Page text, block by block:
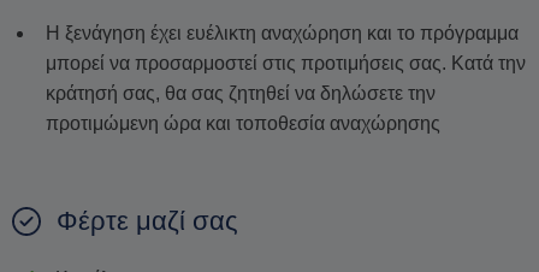
Η ξενάγηση έχει ευέλικτη αναχώρηση και το πρόγραμμα
μπορεί να προσαρμοστεί στις προτιμήσεις σας. Κατά την
κράτησή σας, θα σας ζητηθεί να δηλώσετε την
προτιμώμενη ώρα και τοποθεσία αναχώρησης
Φέρτε μαζί σας